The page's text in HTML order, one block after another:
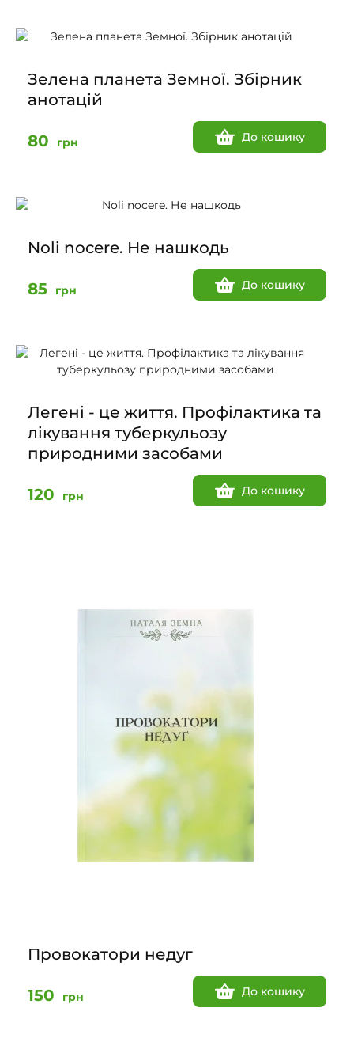
Зелена планета Земної. Збірник
анотацій
80 грн До кошику
Noli nocere. Не нашкодь
85 грн До кошику
Легені - це життя. Профілактика та
лікування туберкульозу
природними засобами
120 грн До кошику
Провокатори недуг
150 грн До кошику